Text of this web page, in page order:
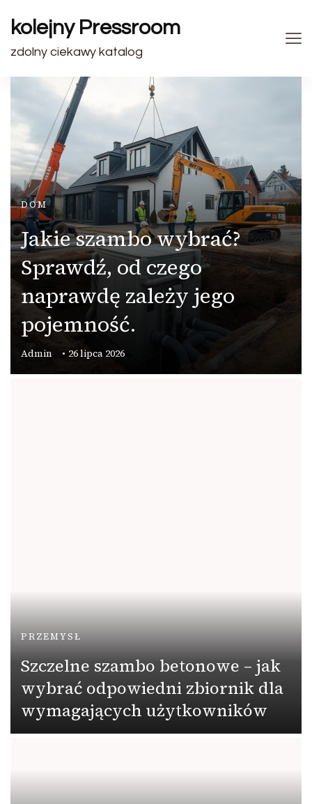
kolejny Pressroom
zdolny ciekawy katalog
DOM
Jakie szambo wybrać?
Sprawdź, od czego
naprawdę zależy jego
pojemność.
Admin 26 lipca 2026
PRZEMYSŁ
Szczelne szambo betonowe – jak
wybrać odpowiedni zbiornik dla
wymagających użytkowników